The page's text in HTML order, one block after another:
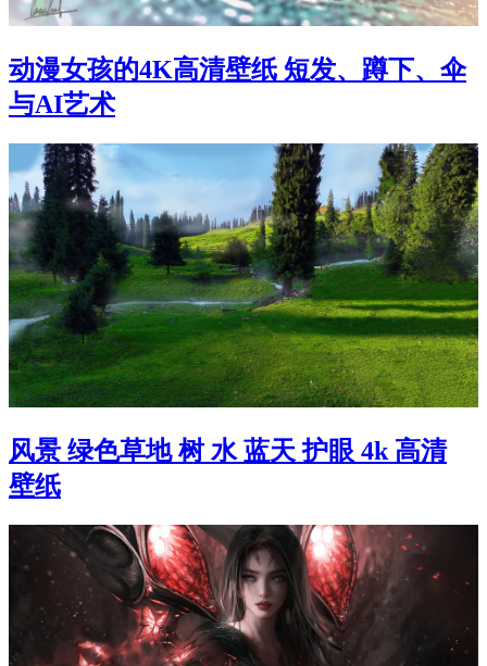
动漫女孩的4K高清壁纸 短发、蹲下、伞
与AI艺术
风景 绿色草地 树 水 蓝天 护眼 4k 高清
壁纸